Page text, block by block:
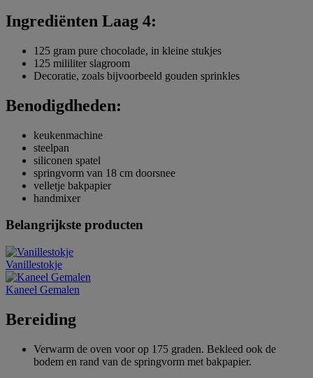
Ingrediënten Laag 4:
125 gram pure chocolade, in kleine stukjes
125 mililiter slagroom
Decoratie, zoals bijvoorbeeld gouden sprinkles
Benodigdheden:
keukenmachine
steelpan
siliconen spatel
springvorm van 18 cm doorsnee
velletje bakpapier
handmixer
Belangrijkste producten
Vanillestokje
Kaneel Gemalen
Bereiding
Verwarm de oven voor op 175 graden. Bekleed ook de
bodem en rand van de springvorm met bakpapier.